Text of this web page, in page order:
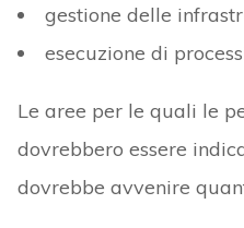
gestione delle
esecuzione di
Le aree per le quali le
dovrebbero essere
dovrebbe avvenire